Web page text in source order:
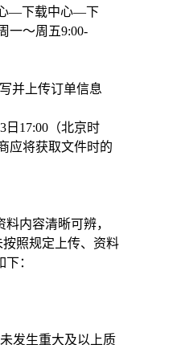
心—下载中心—下
一～周五9:00-
并上传订单信息
日17:00（北京时
应将获取文件时的
内容清晰可辨，
照规定上传、资料
：
发生重大及以上质